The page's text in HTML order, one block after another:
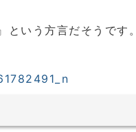
いう方言だそうです。